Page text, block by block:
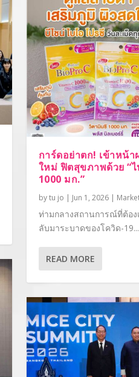
การ์ดอย่าตก! เข้าหน้
ใหม่ ฟิตสุขภาพด้วย “
1000 มก.”
bytu jo | Jun 1, 2026|
ท่ามกลางสถานการณ์ที่ต้อง
ลับมาระบาดของโควิด-19...
READ MORE